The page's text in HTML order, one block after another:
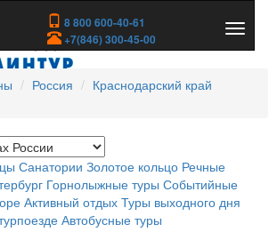
8 800 600-40-61
+7(846) 300-45-00
скрыть
Россия
Краснодарский край
Санатории Золотое кольцо Речные
Горнолыжные туры Событийные
Активный отдых Туры выходного дня
Автобусные туры